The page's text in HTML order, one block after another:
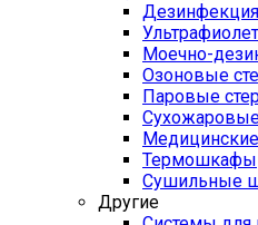
Моечно-
Озоновые
Паровые
Термошкафы
Сушильные
Другие